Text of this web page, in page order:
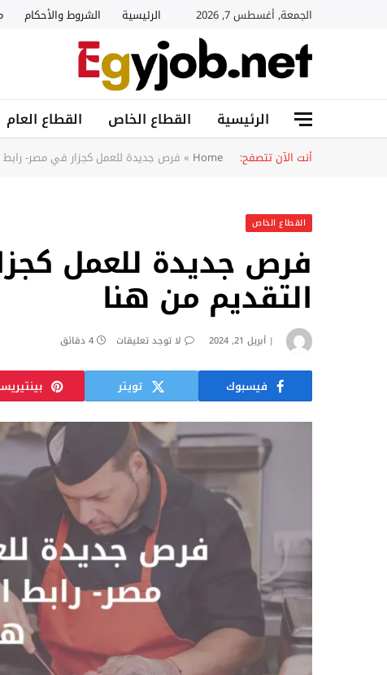
الجمعة, أغسطس 7, 2026 الرئيسية الشروط والأحكام
الرئيسية القطاع الخاص القطاع العام
أنت الآن تتصفح: Home
» فرص جديدة للعمل كجزار في مصر- رابط
القطاع الخاص
فرص جديدة للعمل
التقديم من هنا
أبريل 21, 2024 لا توجد تعليقات 4 دقائق
فيسبوك تويتر